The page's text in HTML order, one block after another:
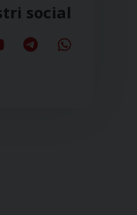
social